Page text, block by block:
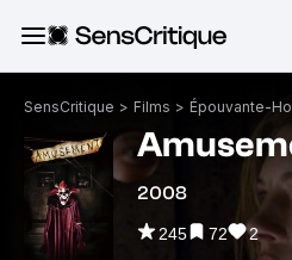
SensCritique > Films > Épouvante-
2008
245 72 2